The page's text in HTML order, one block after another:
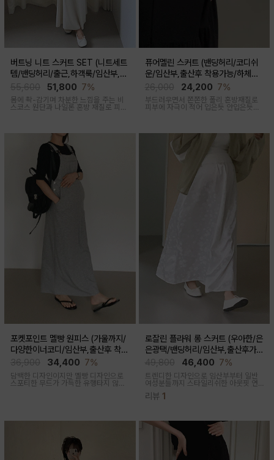
버트닝 니트 스커트 SET (니트세트
템/밴딩허리/출근,하객룩/임산부,출
산후 착용가능)51,800 7%
몸에 촥-감기며 차분한 느낌을 주는 비
스코스 원단과 나일론 혼방 재질로 피부
퓨어멜린 스커트 (밴딩허리/코디쉬
운/임산부,출산후 착용가능/하체커
24,200 7%
부드러우면서 쫀쫀한 폴리 혼방재질로
피부에 자극이 적어 입은듯 안입은듯한
포켓포인트 멜빵 원피스 (가울까지/
다양한이너코디/임산부,출산후 착용
34,400 7%
담백한 디자인이지만 멜빵 디자인으로
스포티한 무드가 가득한 유행타지 않는
로잘린 플라워 롱 스커트 (우아한/은
은광택/밴딩허리/임산부,출산후가
46,400 7%
트렌디한 디자인으로 임산부부터 일반
여성분들까지 스타일리쉬한 아웃핏 연
패턴과 우아한 광택감이 세련된 롱스커
리뷰 1